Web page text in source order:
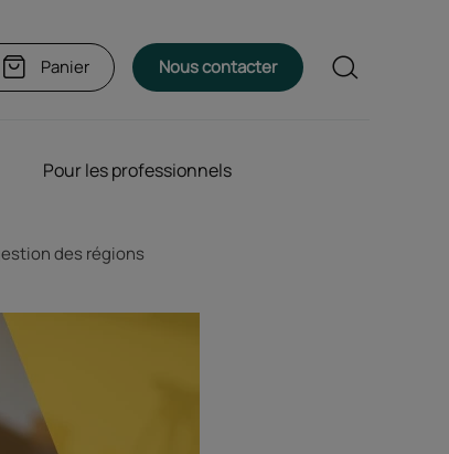
Panier Nous contacter Rechercher
Pour les professionnels
des régions